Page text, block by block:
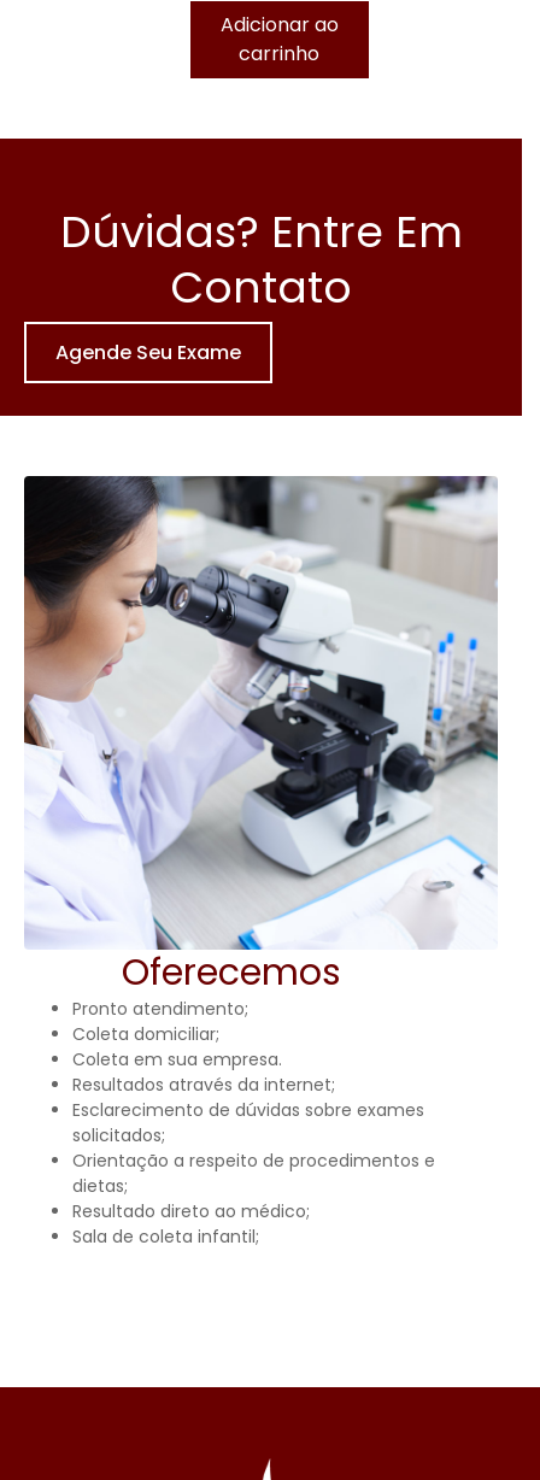
Adicionar ao
carrinho
Dúvidas? Entre Em
Contato
Agende Seu Exame
Oferecemos
Pronto atendimento;
Coleta domiciliar;
Coleta em sua empresa.
Resultados através da internet;
Esclarecimento de dúvidas sobre exames
solicitados;
Orientação a respeito de procedimentos e
dietas;
Resultado direto ao médico;
Sala de coleta infantil;